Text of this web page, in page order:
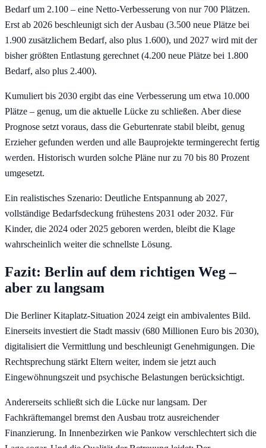
Bedarf um 2.100 – eine Netto-Verbesserung von nur 700 Plätzen.
Erst ab 2026 beschleunigt sich der Ausbau (3.500 neue Plätze bei
1.900 zusätzlichem Bedarf, also plus 1.600), und 2027 wird mit der
bisher größten Entlastung gerechnet (4.200 neue Plätze bei 1.800
Bedarf, also plus 2.400).
Kumuliert bis 2030 ergibt das eine Verbesserung um etwa 10.000
Plätze – genug, um die aktuelle Lücke zu schließen. Aber diese
Prognose setzt voraus, dass die Geburtenrate stabil bleibt, genug
Erzieher gefunden werden und alle Bauprojekte termingerecht fertig
werden. Historisch wurden solche Pläne nur zu 70 bis 80 Prozent
umgesetzt.
Ein realistisches Szenario: Deutliche Entspannung ab 2027,
vollständige Bedarfsdeckung frühestens 2031 oder 2032. Für
Kinder, die 2024 oder 2025 geboren werden, bleibt die Klage
wahrscheinlich weiter die schnellste Lösung.
Fazit: Berlin auf dem richtigen Weg –
aber zu langsam
Die Berliner Kitaplatz-Situation 2024 zeigt ein ambivalentes Bild.
Einerseits investiert die Stadt massiv (680 Millionen Euro bis 2030),
digitalisiert die Vermittlung und beschleunigt Genehmigungen. Die
Rechtsprechung stärkt Eltern weiter, indem sie jetzt auch
Eingewöhnungszeit und psychische Belastungen berücksichtigt.
Andererseits schließt sich die Lücke nur langsam. Der
Fachkräftemangel bremst den Ausbau trotz ausreichender
Finanzierung. In Innenbezirken wie Pankow verschlechtert sich die